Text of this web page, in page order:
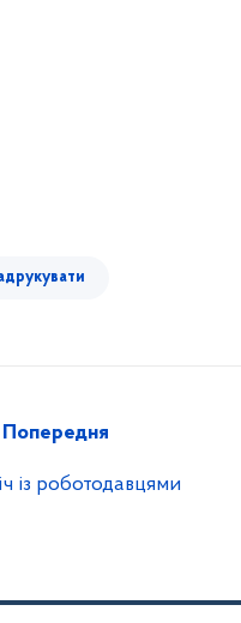
Попередня
із роботодавцями